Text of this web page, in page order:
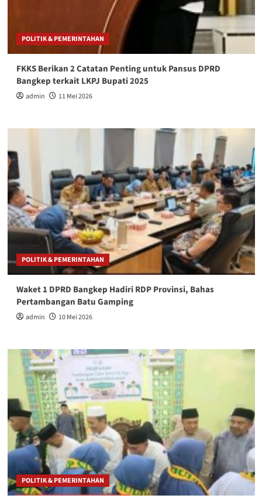
POLITIK & PEMERINTAHAN
FKKS Berikan 2 Catatan Penting untuk Pansus DPRD
Bangkep terkait LKPJ Bupati 2025
admin 11 Mei 2026
POLITIK & PEMERINTAHAN
Waket 1 DPRD Bangkep Hadiri RDP Provinsi, Bahas
Pertambangan Batu Gamping
admin 10 Mei 2026
POLITIK & PEMERINTAHAN